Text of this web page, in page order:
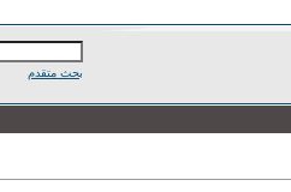
بحث متقدم